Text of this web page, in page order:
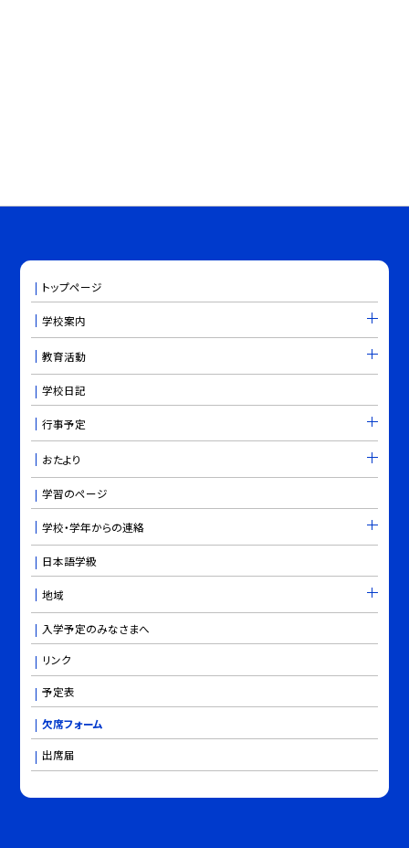
トップページ
学校案内
教育活動
学校日記
行事予定
おたより
学習のページ
学校・学年からの連絡
日本語学級
地域
入学予定のみなさまへ
リンク
予定表
欠席フォーム
出席届